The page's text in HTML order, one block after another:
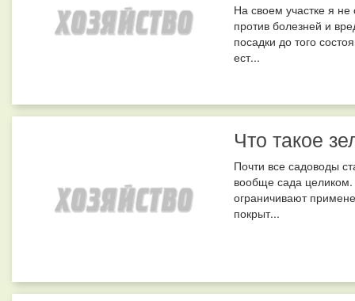
На своем участке я
против болезней и
посадки до того
ест...
Что такое
Почти все садоводы
вообще сада
ограничивают
покрыт...